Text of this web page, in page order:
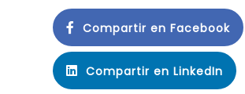
Compartir en Facebook
Compartir en LinkedIn